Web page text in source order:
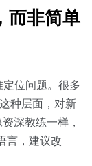
而非简单
位问题。很多
种层面，对新
深教练一样，
言，建议改